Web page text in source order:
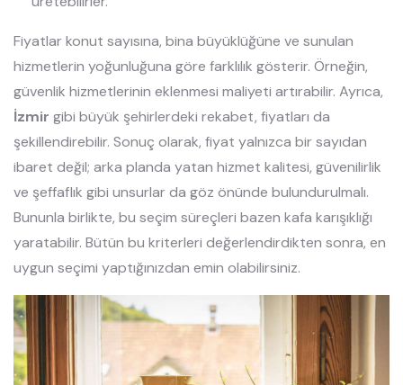
Fiyatlar konut sayısına, bina büyüklüğüne ve sunulan
hizmetlerin yoğunluğuna göre farklılık gösterir. Örneğin,
güvenlik hizmetlerinin eklenmesi maliyeti artırabilir. Ayrıca,
İzmir gibi büyük şehirlerdeki rekabet, fiyatları da
şekillendirebilir. Sonuç olarak, fiyat yalnızca bir sayıdan
ibaret değil; arka planda yatan hizmet kalitesi, güvenilirlik
ve şeffaflık gibi unsurlar da göz önünde bulundurulmalı.
Bununla birlikte, bu seçim süreçleri bazen kafa karışıklığı
yaratabilir. Bütün bu kriterleri değerlendirdikten sonra, en
uygun seçimi yaptığınızdan emin olabilirsiniz.